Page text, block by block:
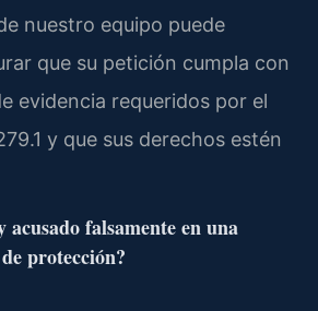
nuestro equipo puede
que su petición cumpla con
evidencia requeridos por el
y que sus derechos estén
acusado falsamente en una
protección?